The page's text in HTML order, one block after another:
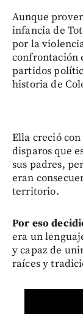
Aunque
infancia de
por la
confrontación
partidos
historia de
Ella creció
disparos que
sus padres,
eran
territorio.
Por eso
era un
y capaz de
raíces y